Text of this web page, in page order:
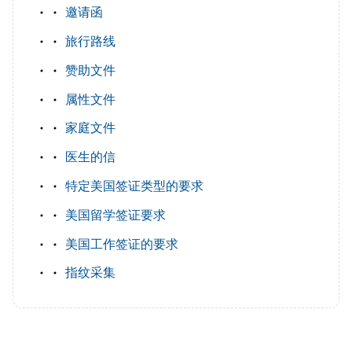
邀请函
旅行路线
赞助文件
属性文件
家庭文件
医生的信
特定美国签证类型的要求
美国留学签证要求
美国工作签证的要求
指纹采集